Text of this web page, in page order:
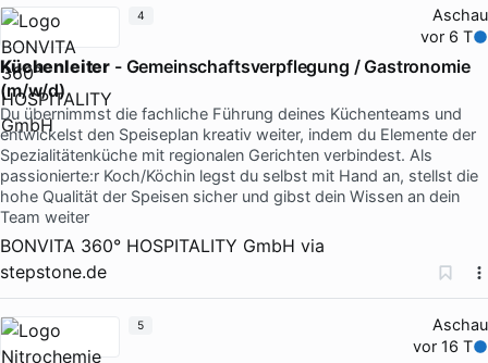
Aschau
vor 6 T
Küchenleiter - Gemeinschaftsverpflegung / Gastronomie
(m/w/d)
Du übernimmst die fachliche Führung deines Küchenteams und
entwickelst den Speiseplan kreativ weiter, indem du Elemente der
Spezialitätenküche mit regionalen Gerichten verbindest. Als
passionierte:r Koch/Köchin legst du selbst mit Hand an, stellst die
hohe Qualität der Speisen sicher und gibst dein Wissen an dein
Team weiter
BONVITA 360° HOSPITALITY GmbH via
stepstone.de
4
Aschau
vor 16 T
5